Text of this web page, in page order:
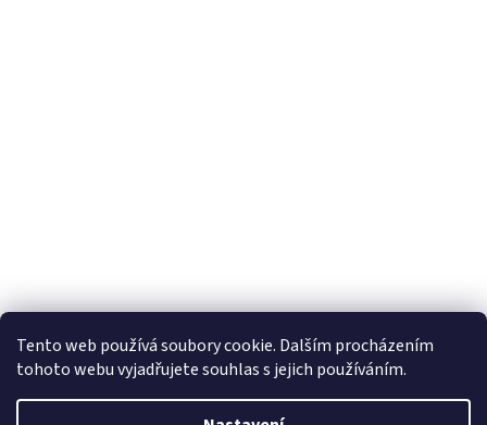
Tento web používá soubory cookie. Dalším procházením
tohoto webu vyjadřujete souhlas s jejich používáním.